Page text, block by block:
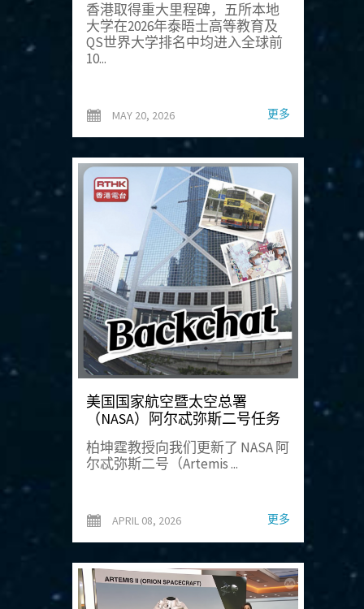
香港取得重大里程碑，五所本地
大学在2026年泰晤士高等教育及
QS世界大学排名中均进入全球前
10...
MAY 20, 2026 更多
美国国家航空暨太空总署
（NASA）阿尔忒弥斯二号任务
柏坤霆教授向我们更新了 NASA 阿
尔忒弥斯二号（Artemis ...
APRIL 08, 2026 更多